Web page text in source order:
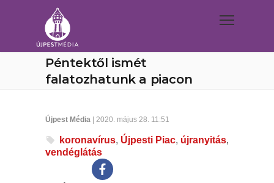
Péntektől ismét
falatozhatunk a piacon
Újpest Média | 2020. május 28. 11:51
koronavírus, Újpesti Piac, újranyitás,
vendéglátás